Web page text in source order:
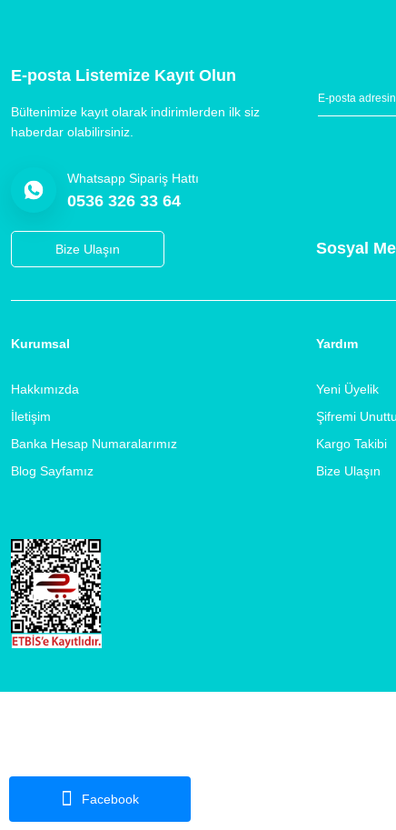
Facebook
E-posta Listemize Kayıt Olun
Bültenimize kayıt olarak indirimlerden ilk siz
haberdar olabilirsiniz.
Whatsapp Sipariş Hattı
0536 326 33 64
Bize Ulaşın Sosyal
Kurumsal
Hakkımızda
İletişim
Banka Hesap Numaralarımız
Blog Sayfamız
Yardım
Yeni Üyelik
Şifremi
Kargo Takibi
Bize Ulaşın